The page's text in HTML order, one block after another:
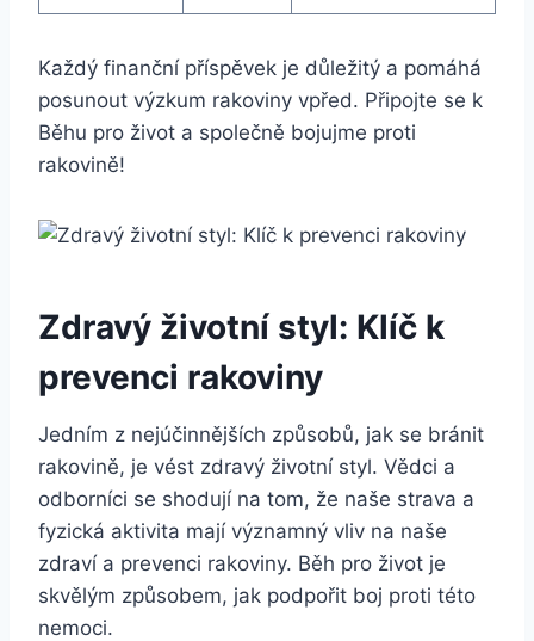
Každý finanční příspěvek je důležitý a pomáhá
posunout výzkum rakoviny vpřed. Připojte se k
Běhu pro život a společně bojujme proti
rakovině!
Zdravý životní styl: Klíč k
prevenci rakoviny
Jedním z nejúčinnějších způsobů, jak se bránit
rakovině, je vést zdravý životní styl. Vědci a
odborníci se shodují na tom, že naše strava a
fyzická aktivita mají významný vliv na naše
zdraví a prevenci rakoviny. Běh pro život je
skvělým způsobem, jak podpořit boj proti této
nemoci.